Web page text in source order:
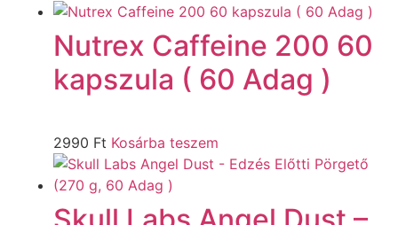
Nutrex Caffeine 200 60
kapszula ( 60 Adag )
2990 Ft Kosárba teszem